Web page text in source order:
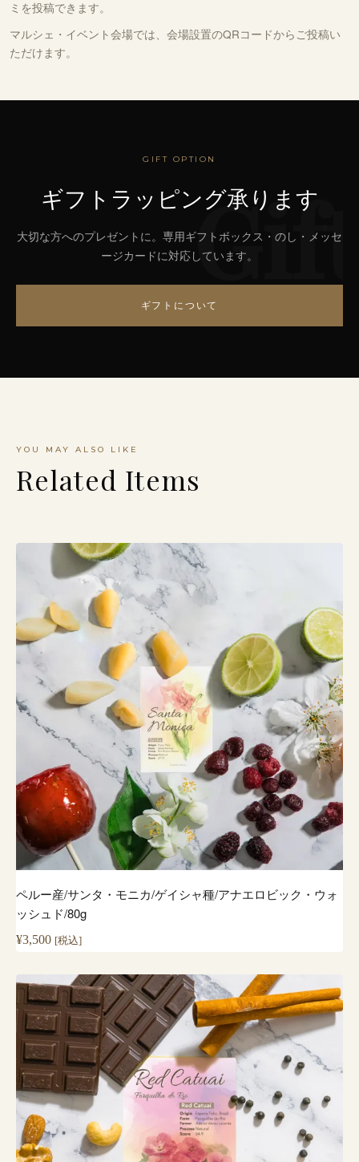
ミを投稿できます。
マルシェ・イベント会場では、会場設置のQRコードからご投稿い
ただけます。
Gift
GIFT OPTION
ギフトラッピング承ります
大切な方へのプレゼントに。専用ギフトボックス・のし・メッセ
ージカードに対応しています。
ギフトについて
YOU MAY ALSO LIKE
Related Items
ペルー産/サンタ・モニカ/ゲイシャ種/アナエロビック・ウォ
ッシュド/80g
¥3,500 [税込]